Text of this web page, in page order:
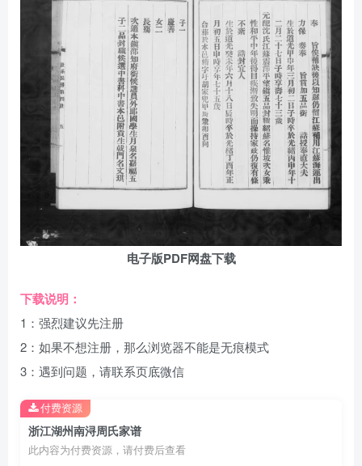
电子版PDF网盘下载
下载说明：
1：强烈建议先注册
2：如果不想注册，那么浏览器不能是无痕模式
3：遇到问题，请联系页底微信
浙江湖州南浔周氏家谱
此内容为付费资源，请付费后查看
付费资源